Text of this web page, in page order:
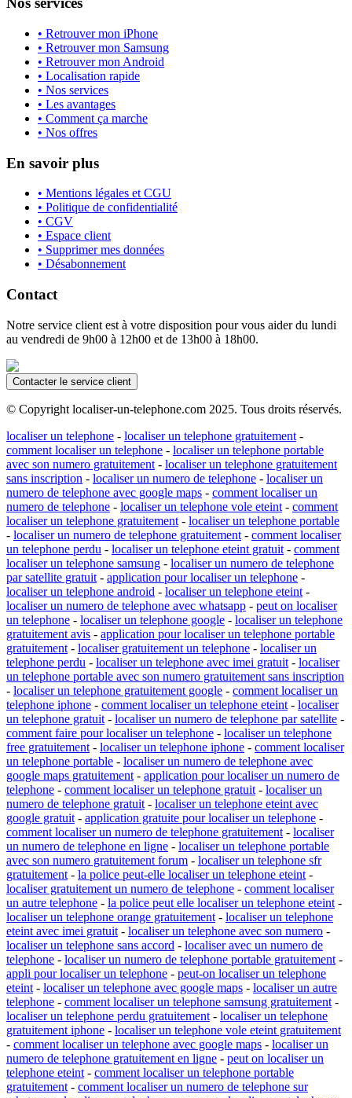
• Retrouver mon iPhone
• Retrouver mon Samsung
• Retrouver mon Android
• Localisation rapide
• Nos services
• Les avantages
• Comment ça marche
• Nos offres
En savoir plus
• Mentions légales et CGU
• Politique de confidentialité
• CGV
• Espace client
• Supprimer mes données
• Désabonnement
Contact
Notre service client est à votre disposition pour vous aider du lundi
au vendredi de 9h00 à 12h00 et de 13h00 à 18h00.
Contacter le service client
© Copyright localiser-un-telephone.com 2025. Tous droits réservés.
localiser un telephone - localiser un telephone gratuitement -
comment localiser un telephone - localiser un telephone portable
avec son numero gratuitement - localiser un telephone gratuitement
sans inscription - localiser un numero de telephone - localiser un
numero de telephone avec google maps - comment localiser un
numero de telephone - localiser un telephone vole eteint - comment
localiser un telephone gratuitement - localiser un telephone portable
- localiser un numero de telephone gratuitement - comment localiser
un telephone perdu - localiser un telephone eteint gratuit - comment
localiser un telephone samsung - localiser un numero de telephone
par satellite gratuit - application pour localiser un telephone -
localiser un telephone android - localiser un telephone eteint -
localiser un numero de telephone avec whatsapp - peut on localiser
un telephone - localiser un telephone google - localiser un telephone
gratuitement avis - application pour localiser un telephone portable
gratuitement - localiser gratuitement un telephone - localiser un
telephone perdu - localiser un telephone avec imei gratuit - localiser
un telephone portable avec son numero gratuitement sans inscription
- localiser un telephone gratuitement google - comment localiser un
telephone iphone - comment localiser un telephone eteint - localiser
un telephone gratuit - localiser un numero de telephone par satellite -
comment faire pour localiser un telephone - localiser un telephone
free gratuitement - localiser un telephone iphone - comment localiser
un telephone portable - localiser un numero de telephone avec
google maps gratuitement - application pour localiser un numero de
telephone - comment localiser un telephone gratuit - localiser un
numero de telephone gratuit - localiser un telephone eteint avec
google gratuit - application gratuite pour localiser un telephone -
comment localiser un numero de telephone gratuitement - localiser
un numero de telephone en ligne - localiser un telephone portable
avec son numero gratuitement forum - localiser un telephone sfr
gratuitement - la police peut-elle localiser un telephone eteint -
localiser gratuitement un numero de telephone - comment localiser
un autre telephone - la police peut elle localiser un telephone eteint -
localiser un telephone orange gratuitement - localiser un telephone
eteint avec imei gratuit - localiser un telephone avec son numero -
localiser un telephone sans accord - localiser avec un numero de
telephone - localiser un numero de telephone portable gratuitement -
appli pour localiser un telephone - peut-on localiser un telephone
eteint - localiser un telephone avec google maps - localiser un autre
telephone - comment localiser un telephone samsung gratuitement -
localiser un telephone perdu gratuitement - localiser un telephone
gratuitement iphone - localiser un telephone vole eteint gratuitement
- comment localiser un telephone avec google maps - localiser un
numero de telephone gratuitement en ligne - peut on localiser un
telephone eteint - comment localiser un telephone portable
gratuitement - comment localiser un numero de telephone sur